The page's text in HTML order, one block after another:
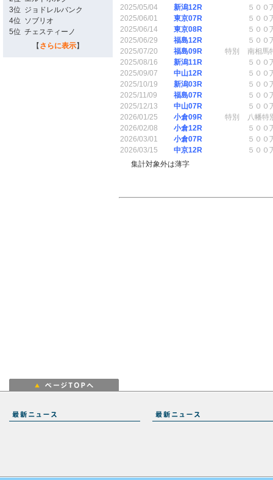
3位 ジョドレルバンク
4位 ソブリオ
5位 チェスティーノ
【 さらに表示】
2025/05/04
新潟12R
５００
2025/06/01
東京07R
５００
2025/06/14
東京08R
５００
2025/06/29
福島12R
５００
2025/07/20
福島09R 特別
南相馬
2025/08/16
新潟11R
５００
2025/09/07
中山12R
５００
2025/10/19
新潟03R
５００
2025/11/09
福島07R
５００
2025/12/13
中山07R
５００
2026/01/25
小倉09R 特別
八幡特
2026/02/08
小倉12R
５００
2026/03/01
小倉07R
５００
2026/03/15
中京12R
５００
集計対象外は薄字